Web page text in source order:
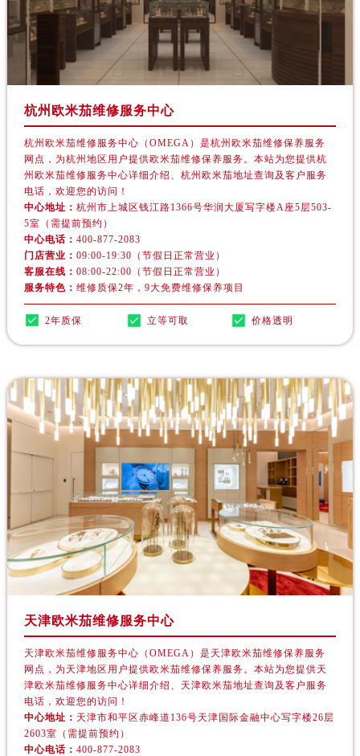
山东省济南市历下区经十路11111号华润中心写字楼（万象城）15层1508室欧米茄售后服务中心（需提前预约）
山东省莱芜市文化南路8号银座商城名表维修一楼名表维修欧米茄售后服务中心（需提前预约）
山东省威海市环翠区新威海路89号振华商厦一楼名表维修欧米茄售后服务中心（需提前预约）
山东省潍坊市奎文区东风东街欧米茄售后服务中心（需提前预约）
山东省淄博市张店区金晶大道欧米茄售后服务中心（需提前预约）
浙江省金华市金东区东市南街777号金华万达广场4号楼22楼2209室欧米茄售后服务中心（需提前预约）
浙江省宁波市江北区大闸南路500号来福士广场办公楼20层2009室欧米茄售后服务中心（需提前预约）
浙江省衢州市柯城区上街欧米茄售后服务中心（需提前预约）
浙江省绍兴市越城区胜利东路379号世茂天际中心写字楼8层805室欧米茄售后服务中心（需提前预约）
浙江省舟山市定海区解放东路欧米茄售后服务中心（需提前预约）
澳门特别行政区风顺堂区南湾大马路欧米茄售后服务中心（需提前预约）
澳门特别行政区花地玛堂区关闸广场欧米茄售后服务中心（需提前预约）
澳门特别行政区花王堂区大三巴商圈欧米茄售后服务中心（需提前预约）
澳门特别行政区嘉模堂区官也街欧米茄售后服务中心（需提前预约）
澳门省路氹城市金光大道欧米茄售后服务中心（需提前预约）
福建省福州市鼓楼区五四路128-1号恒力城写字楼15层03室欧米茄售后服务中心（需提前预约）
福建省厦门市思明区湖滨东路95号万象城华润大厦B座11层1104室欧米茄售后服务中心（需提前预约）
广东省潮州市潮安区新风路与潮汕路交汇处欧米茄售后服务中心（需提前预约）
杭州欧米茄维修服务中心
杭州欧米茄维修服务中心（OMEGA）是杭州欧米茄维修保养服务
网点，为杭州地区用户提供欧米茄维修保养服务。本站为您提供杭
州欧米茄维修服务中心详细介绍、杭州欧米茄地址查询及客户服务
电话，欢迎您的访问！
中心地址：杭州市上城区钱江路1366号华润大厦写字楼A座5层503-
5室（需提前预约）
中心电话：400-877-2083
门店营业：09:00-19:30（节假日正常营业）
客服在线：08:00-22:00（节假日正常营业）
服务特色：维修质保2年，9大免费维修保养项目
2年质保 立等可取 价格透明
天津欧米茄维修服务中心
天津欧米茄维修服务中心（OMEGA）是天津欧米茄维修保养服务
网点，为天津地区用户提供欧米茄维修保养服务。本站为您提供天
津欧米茄维修服务中心详细介绍、天津欧米茄地址查询及客户服务
电话，欢迎您的访问！
中心地址： 天津市和平区赤峰道136号天津国际金融中心写字楼26层
2603室（需提前预约）
中心电话：400-877-2083